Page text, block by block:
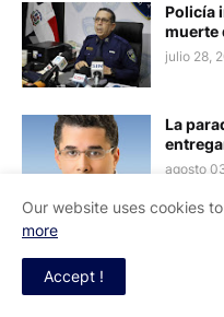
Policía
muerte
julio 28,
La
agosto
Our website uses cookies
more
Accept !